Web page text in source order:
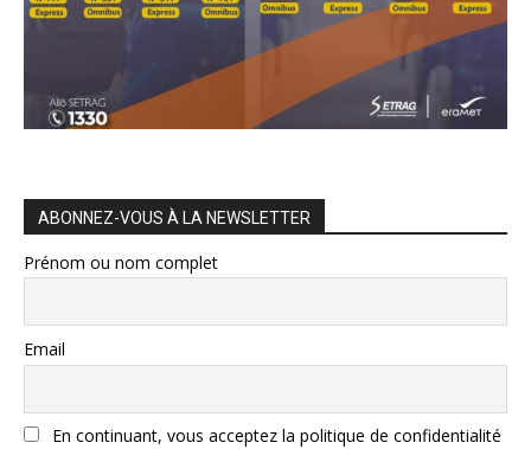
ABONNEZ-VOUS À LA NEWSLETTER
Prénom ou nom complet
Email
En continuant, vous acceptez la politique de confidentialité